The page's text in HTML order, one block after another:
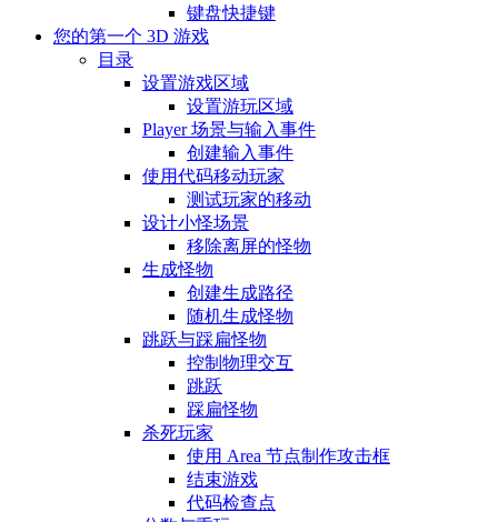
键盘快捷键
您的第一个 3D 游戏
目录
设置游戏区域
设置游玩区域
Player 场景与输入事件
创建输入事件
使用代码移动玩家
测试玩家的移动
设计小怪场景
移除离屏的怪物
生成怪物
创建生成路径
随机生成怪物
跳跃与踩扁怪物
控制物理交互
跳跃
踩扁怪物
杀死玩家
使用 Area 节点制作攻击框
结束游戏
代码检查点